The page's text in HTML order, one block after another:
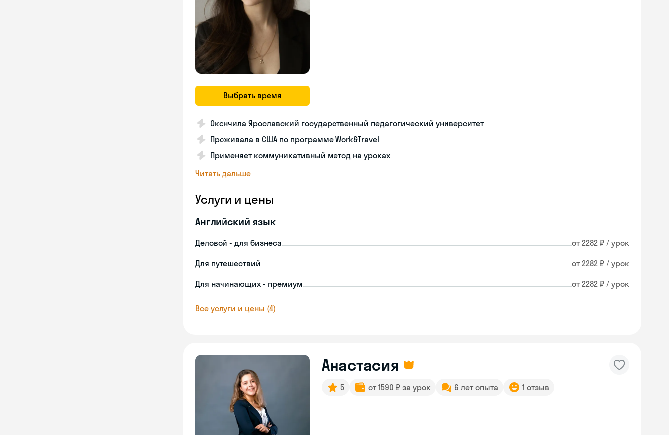
Выбрать время
Окончила Ярославский государственный педагогический университет
Проживала в США по программе Work&Travel
Применяет коммуникативный метод на уроках
Читать дальше
Услуги и цены
Английский язык
Деловой - для бизнеса от 2282 ₽ / урок
Для путешествий от 2282 ₽ / урок
Для начинающих - премиум от 2282 ₽ / урок
Все услуги и цены (4)
Анастасия
5 от 1590 ₽ за урок 6 лет опыта 1 отзыв